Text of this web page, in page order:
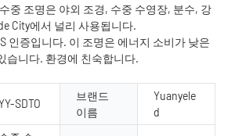
중 조명은 야외 조경, 수중 수영장, 분수, 강
City에서 널리 사용됩니다.
인증입니다. 이 조명은 에너지 소비가 낮은
습니다. 환경에 친숙합니다.
SDTO
브랜드
이름
Yuanyele
d